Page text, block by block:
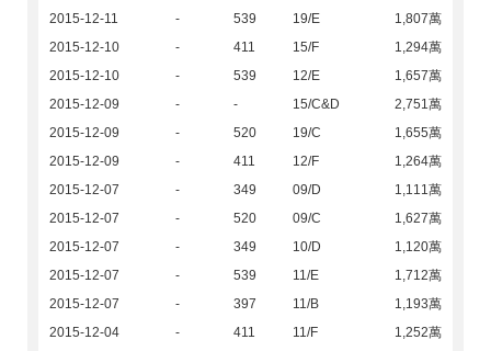
2015-12-11
- 539 19/E
1,807萬
2015-12-10
- 411 15/F
1,294萬
2015-12-10
- 539 12/E
1,657萬
2015-12-09
- - 15/C&D
2,751萬
2015-12-09
- 520 19/C
1,655萬
2015-12-09
- 411 12/F
1,264萬
2015-12-07
- 349 09/D
1,111萬
2015-12-07
- 520 09/C
1,627萬
2015-12-07
- 349 10/D
1,120萬
2015-12-07
- 539 11/E
1,712萬
2015-12-07
- 397 11/B
1,193萬
2015-12-04
- 411 11/F
1,252萬